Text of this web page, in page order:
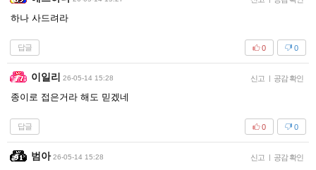
하나 사드려라
답글 0
0
이일리 26-05-14 15:28 신고 | 공감 확인
종이로 접은거라 해도 믿겠네
답글 0
0
범아 26-05-14 15:28 신고 | 공감 확인